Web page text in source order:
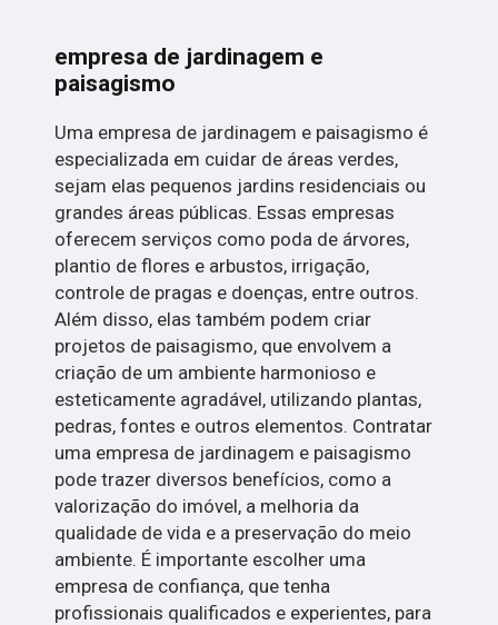
empresa de jardinagem e
paisagismo
Uma empresa de jardinagem e paisagismo é
especializada em cuidar de áreas verdes,
sejam elas pequenos jardins residenciais ou
grandes áreas públicas. Essas empresas
oferecem serviços como poda de árvores,
plantio de flores e arbustos, irrigação,
controle de pragas e doenças, entre outros.
Além disso, elas também podem criar
projetos de paisagismo, que envolvem a
criação de um ambiente harmonioso e
esteticamente agradável, utilizando plantas,
pedras, fontes e outros elementos. Contratar
uma empresa de jardinagem e paisagismo
pode trazer diversos benefícios, como a
valorização do imóvel, a melhoria da
qualidade de vida e a preservação do meio
ambiente. É importante escolher uma
empresa de confiança, que tenha
profissionais qualificados e experientes, para